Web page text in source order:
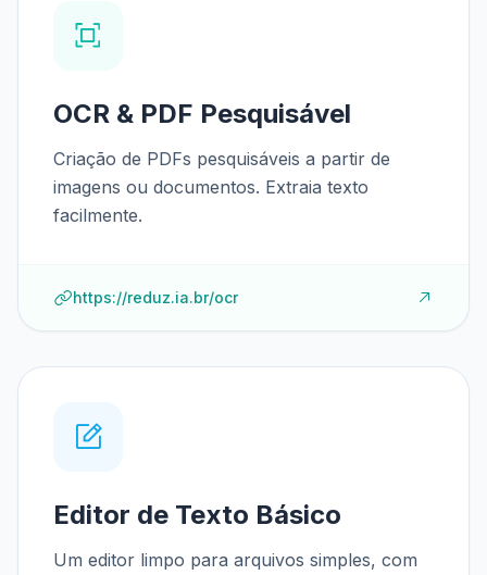
OCR & PDF Pesquisável
Criação de PDFs pesquisáveis a partir de
imagens ou documentos. Extraia texto
facilmente.
https://reduz.ia.br/ocr
Editor de Texto Básico
Um editor limpo para arquivos simples, com